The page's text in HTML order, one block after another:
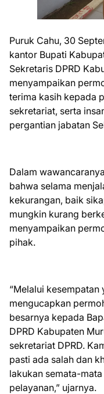
Puruk Cahu, 30
kantor Bupati
Sekretaris DPRD
menyampaikan
terima kasih kepada
sekretariat, serta
pergantian jabatan
Dalam
bahwa selama
kekurangan, baik
mungkin kurang
menyampaikan
pihak.
“Melalui
mengucapkan
besarnya kepada
DPRD Kabupaten
sekretariat DPRD.
pasti ada salah dan
lakukan semata-
pelayanan,” ujarnya.